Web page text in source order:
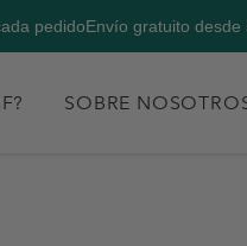
pedidoEnvío gratuito desde
SOBRE